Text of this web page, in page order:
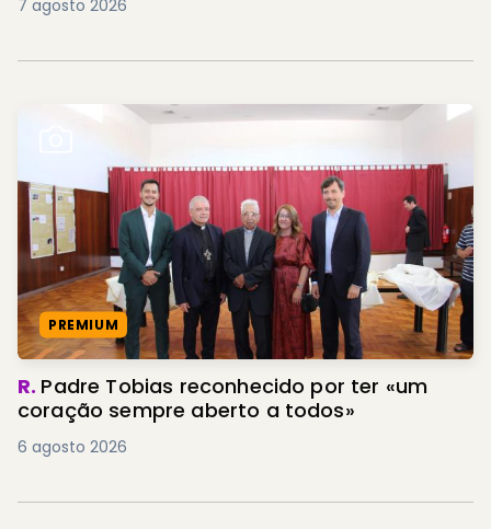
7 agosto 2026
PREMIUM
R. Padre Tobias reconhecido por ter «um
coração sempre aberto a todos»
6 agosto 2026